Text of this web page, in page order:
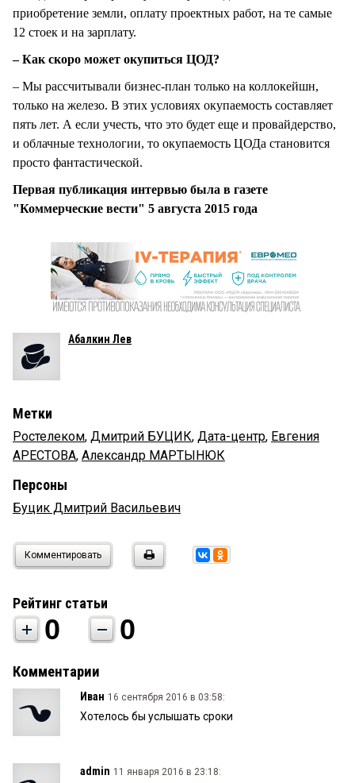
приобретение земли, оплату проектных работ, на те самые
12 стоек и на зарплату.
– Как скоро может окупиться ЦОД?
– Мы рассчитывали бизнес-план только на коллокейшн,
только на железо. В этих условиях окупаемость составляет
пять лет. А если учесть, что это будет еще и провайдерство,
и облачные технологии, то окупаемость ЦОДа становится
просто фантастической.
Первая публикация интервью была в газете
"Коммерческие вести" 5 августа 2015 года
Абалкин Лев
Метки
Ростелеком, Дмитрий БУЦИК, Дата-центр, Евгения
АРЕСТОВА, Александр МАРТЫНЮК
Персоны
Буцик Дмитрий Васильевич
Комментировать
Рейтинг статьи
0 0
Комментарии
Иван 16 сентября 2016 в 03:58:
Хотелось бы услышать сроки
admin 11 января 2016 в 23:18: